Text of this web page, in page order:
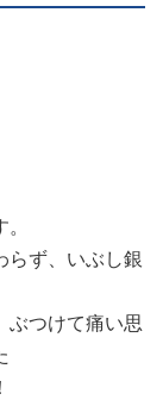
らず、いぶし銀
ぶつけて痛い思